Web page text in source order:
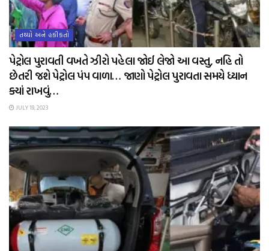
તથ્યો અને હકીકતો
પેટ્રોલ પુરાવતી વખતે ઝીરો પહેલા જોઈ લેજો આ વસ્તુ, નહિ તો
છેતરી જશે પેટ્રોલ પંપ વાળા… જાણો પેટ્રોલ પુરાવતા સમયે ધ્યાન
ક્યાં રાખવું…
JULY 19, 2023